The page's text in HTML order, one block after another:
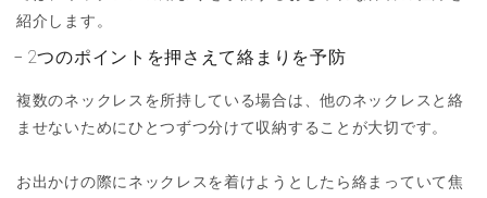
紹介します。
2つのポイントを押さえて絡まりを予防
複数のネックレスを所持している場合は、他のネックレスと絡
ませないためにひとつずつ分けて収納することが大切です。
お出かけの際にネックレスを着けようとしたら絡まっていて焦